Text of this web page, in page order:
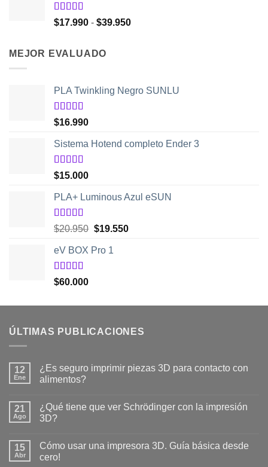
$48.950.$32.550.
Valorado
con
$17.990 - $39.950Rango
hasta
$39.950
MEJOR EVALUADO
PLA Twinkling Negro SUNLU
Valorado
con
5
$16.990
Sistema Hotend completo Ender 3
Valorado
con
5
$15.000
PLA+ Luminous Azul eSUN
Valorado
de
5
$20.950 El
original
$19.550El
eV BOX Pro 1
Valorado
con
$60.000
ÚLTIMAS PUBLICACIONES
12
Ene
¿Es seguro imprimir piezas 3D para contacto con
alimentos?
comentarios
en
¿Es
piezas
para
21
Ago
¿Qué tiene que ver Schrödinger con la impresión
3D?
comentarios
¿Qué
15
Abr
Cómo usar una impresora 3D. Guía básica desde
cero!